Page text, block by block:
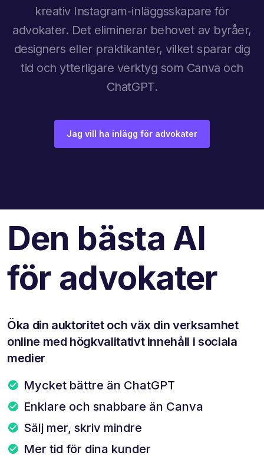
kreativ Instagram-inläggsskapare för
advokater. Det eliminerar behovet av byråer,
designers eller praktikanter, vilket sparar dig
tid och ytterligare verktyg som Canva och
ChatGPT.
Jag vill ha inlägg för advokater
Den bästa AI
för advokater
Öka din auktoritet och väx din verksamhet
online med högkvalitativt innehåll i sociala
medier
Mycket bättre än ChatGPT
Enklare och snabbare än Canva
Sälj mer, skriv mindre
Mer tid för dina kunder